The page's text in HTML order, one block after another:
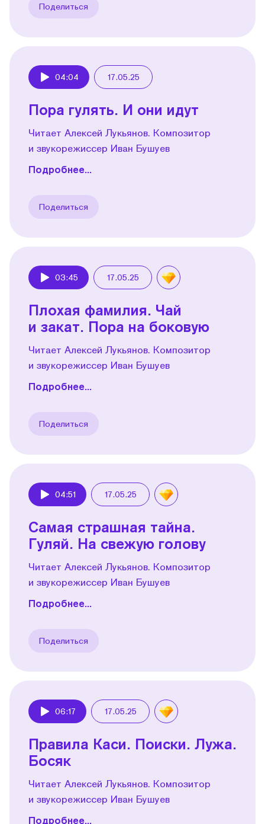
Поделиться
04:04 17.05.25
Пора гулять. И они идут
Читает Алексей Лукьянов. Композитор
и звукорежиссер Иван Бушуев
Подробнее...
Поделиться
03:45 17.05.25
Плохая фамилия. Чай
и закат. Пора на боковую
Читает Алексей Лукьянов. Композитор
и звукорежиссер Иван Бушуев
Подробнее...
Поделиться
04:51 17.05.25
Самая страшная тайна.
Гуляй. На свежую голову
Читает Алексей Лукьянов. Композитор
и звукорежиссер Иван Бушуев
Подробнее...
Поделиться
06:17 17.05.25
Правила Каси. Поиски. Лужа.
Босяк
Читает Алексей Лукьянов. Композитор
и звукорежиссер Иван Бушуев
Подробнее...